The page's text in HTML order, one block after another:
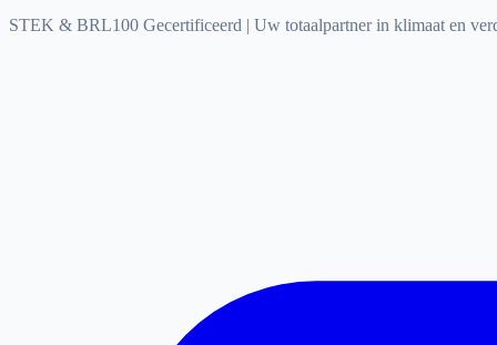
STEK & BRL100 Gecertificeerd | Uw totaalpartner in klimaat en